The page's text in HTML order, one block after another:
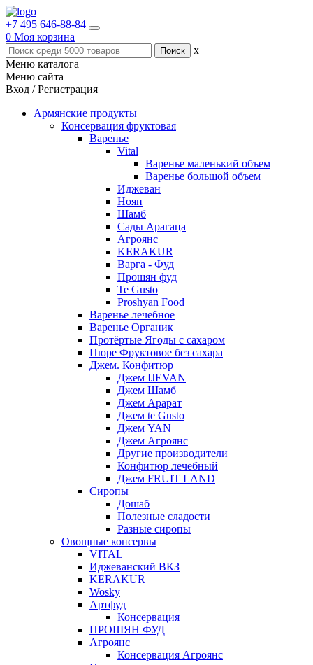
+7 495 646-88-84
0 Моя корзина
x
Меню каталога
Меню сайта
Вход / Регистрация
Армянские продукты
Консервация фруктовая
Варенье
Vital
Варенье маленький объем
Варенье большой объем
Иджеван
Ноян
Шамб
Сады Арагаца
Агроянс
KERAKUR
Варга - Фуд
Прошян фуд
Te Gusto
Proshyan Food
Варенье лечебное
Варенье Органик
Протёртые Ягоды с сахаром
Пюре Фруктовое без сахара
Джем. Конфитюр
Джем IJEVAN
Джем Шамб
Джем Арарат
Джем te Gusto
Джем YAN
Джем Агроянс
Другие производители
Конфитюр лечебный
Джем FRUIT LAND
Сиропы
Дошаб
Полезные сладости
Разные сиропы
Овощные консервы
VITAL
Иджеванский ВКЗ
KERAKUR
Wosky
Артфуд
Консервация
ПРОШЯН ФУД
Агроянс
Консервация Агроянс